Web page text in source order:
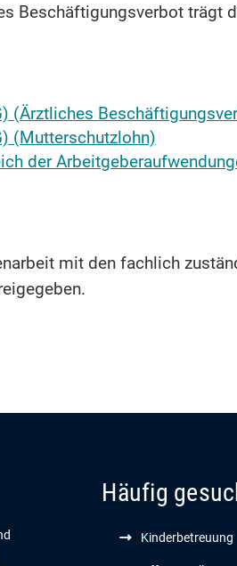
Beschäftigungsverbot trägt
(Ärztliches
(Mutterschutzlohn)
der
mit den fachlich
Häufig
Kinderbetreuung